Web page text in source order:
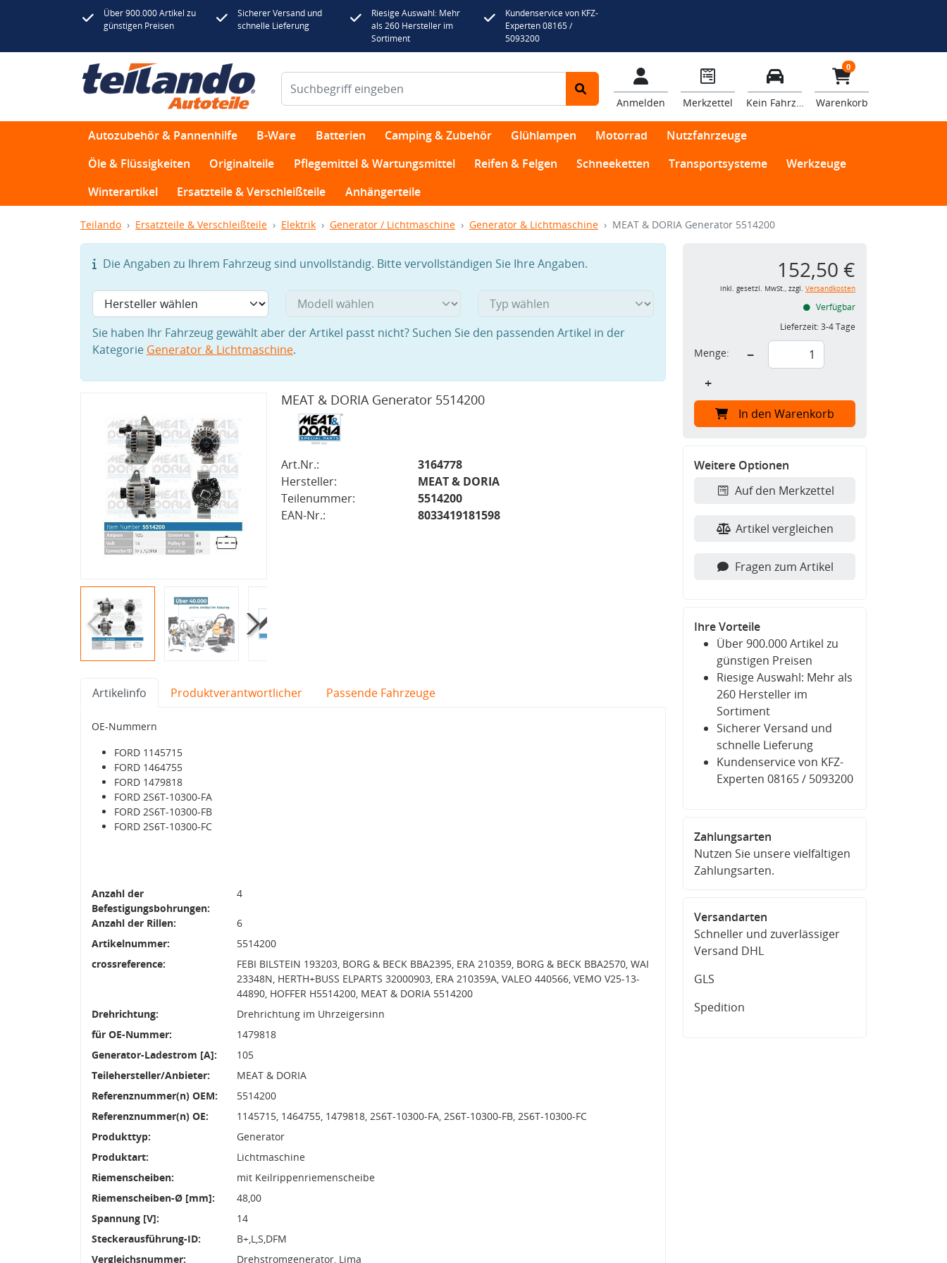
Über 900.000 Artikel zu
günstigen Preisen
Sicherer Versand und
schnelle Lieferung
Riesige Auswahl: Mehr
als 260 Hersteller im
Sortiment
Kundenservice von KFZ-
Experten 08165 /
5093200
Anmelden Merkzettel Kein Fahrzeug
0
Warenkorb
Autozubehör & Pannenhilfe B-Ware Batterien Camping & Zubehör Glühlampen Motorrad
Nutzfahrzeuge
Öle & Flüssigkeiten
Originalteile Pflegemittel & Wartungsmittel Reifen & Felgen Schneeketten Transportsysteme
Werkzeuge
Winterartikel
Ersatzteile & Verschleißteile Anhängerteile
Teilando Ersatzteile & Verschleißteile Elektrik Generator / Lichtmaschine Generator & Lichtmaschine MEAT & DORIA Generator 5514200
Die Angaben zu Ihrem Fahrzeug sind unvollständig. Bitte vervollständigen Sie Ihre Angaben.
Sie haben Ihr Fahrzeug gewählt aber der Artikel passt nicht? Suchen Sie den passenden Artikel in der
Kategorie Generator & Lichtmaschine.
MEAT & DORIA Generator 5514200
Art.Nr.:
3164778
Hersteller:
MEAT & DORIA
Teilenummer:
5514200
EAN-Nr.:
8033419181598
Artikelinfo Produktverantwortlicher Passende Fahrzeuge
OE-Nummern
FORD 1145715
FORD 1464755
FORD 1479818
FORD 2S6T-10300-FA
FORD 2S6T-10300-FB
FORD 2S6T-10300-FC
Anzahl der
Befestigungsbohrungen:
4
Anzahl der Rillen:
6
Artikelnummer:
5514200
crossreference:
FEBI BILSTEIN 193203, BORG & BECK BBA2395, ERA 210359, BORG & BECK BBA2570, WAI
23348N, HERTH+BUSS ELPARTS 32000903, ERA 210359A, VALEO 440566, VEMO V25-13-
44890, HOFFER H5514200, MEAT & DORIA 5514200
Drehrichtung:
Drehrichtung im Uhrzeigersinn
für OE-Nummer:
1479818
Generator-Ladestrom [A]:
105
Teilehersteller/Anbieter:
MEAT & DORIA
Referenznummer(n) OEM:
5514200
Referenznummer(n) OE:
1145715, 1464755, 1479818, 2S6T-10300-FA, 2S6T-10300-FB, 2S6T-10300-FC
Produkttyp:
Generator
Produktart:
Lichtmaschine
Riemenscheiben:
mit Keilrippenriemenscheibe
Riemenscheiben-Ø [mm]:
48,00
Spannung [V]:
14
Steckerausführung-ID:
B+,L,S,DFM
Vergleichsnummer:
Drehstromgenerator, Lima
152,50 €
inkl. gesetzl. MwSt., zzgl. Versandkosten
Verfügbar
Lieferzeit:3-4 Tage
Menge:
−
+
In den Warenkorb
Weitere Optionen
Auf den Merkzettel
Artikel vergleichen
Fragen zum Artikel
Ihre Vorteile
Über 900.000 Artikel zu
günstigen Preisen
Riesige Auswahl: Mehr als
260 Hersteller im
Sortiment
Sicherer Versand und
schnelle Lieferung
Kundenservice von KFZ-
Experten 08165 / 5093200
Zahlungsarten
Nutzen Sie unsere vielfältigen
Zahlungsarten.
Versandarten
Schneller und zuverlässiger
Versand DHL
GLS
Spedition